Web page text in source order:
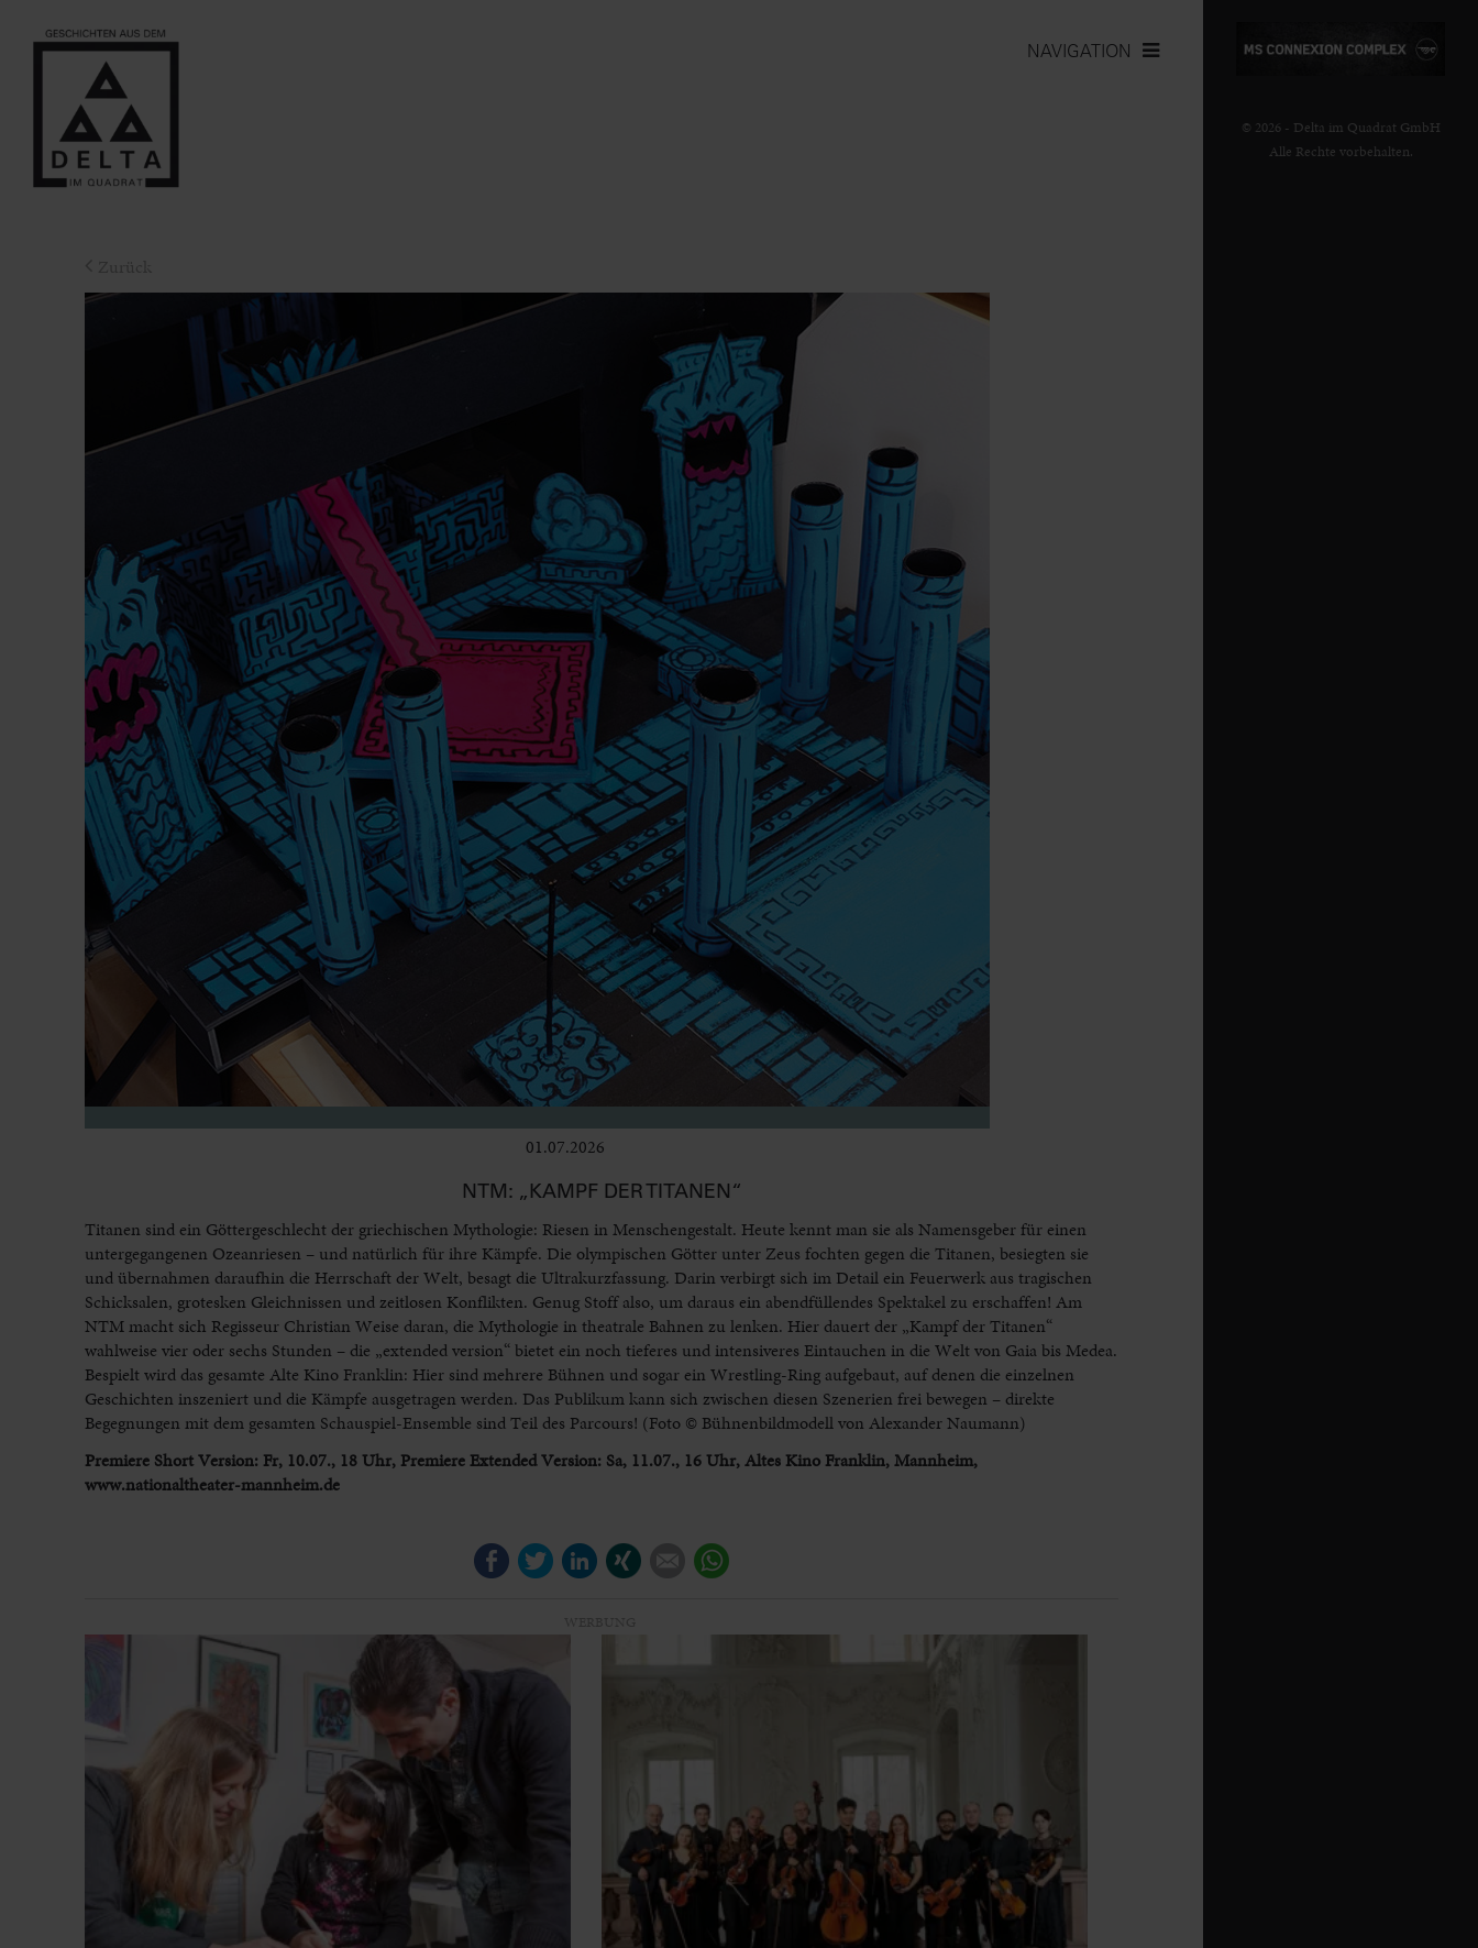
NAVIGATION
01.07.2026
NTM: „KAMPF DER TITANEN“
Titanen sind ein Göttergeschlecht der griechischen Mythologie: Riesen in Menschengestalt. Heute kennt man sie als Namensgeber für einen
untergegangenen Ozeanriesen – und natürlich für ihre Kämpfe. Die olympischen Götter unter Zeus fochten gegen die Titanen, besiegten sie
und übernahmen daraufhin die Herrschaft der Welt, besagt die Ultrakurzfassung. Darin verbirgt sich im Detail ein Feuerwerk aus tragischen
Schicksalen, grotesken Gleichnissen und zeitlosen Konflikten. Genug Stoff also, um daraus ein abendfüllendes Spektakel zu erschaffen! Am
NTM macht sich Regisseur Christian Weise daran, die Mythologie in theatrale Bahnen zu lenken. Hier dauert der „Kampf der Titanen“
wahlweise vier oder sechs Stunden – die „extended version“ bietet ein noch tieferes und intensiveres Eintauchen in die Welt von Gaia bis Medea.
Bespielt wird das gesamte Alte Kino Franklin: Hier sind mehrere Bühnen und sogar ein Wrestling-Ring aufgebaut, auf denen die einzelnen
Geschichten inszeniert und die Kämpfe ausgetragen werden. Das Publikum kann sich zwischen diesen Szenerien frei bewegen – direkte
Begegnungen mit dem gesamten Schauspiel-Ensemble sind Teil des Parcours! (Foto © Bühnenbildmodell von Alexander Naumann)
Premiere Short Version: Fr, 10.07., 18 Uhr, Premiere Extended Version: Sa, 11.07., 16 Uhr, Altes Kino Franklin, Mannheim,
www.nationaltheater-mannheim.de
FacebookTwitterLinkedIn E-mail
© 2026 - Delta im Quadrat GmbH
Alle Rechte vorbehalten.